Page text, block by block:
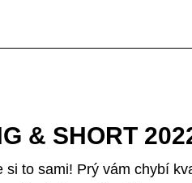
& SHORT
si to sami! Prý vám chybí